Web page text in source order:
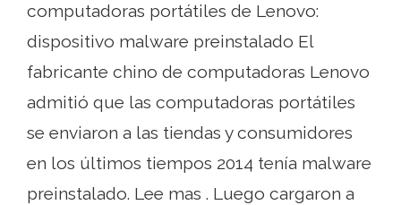
computadoras portátiles de Lenovo:
dispositivo malware preinstalado El
fabricante chino de computadoras Lenovo
admitió que las computadoras portátiles
se enviaron a las tiendas y consumidores
en los últimos tiempos 2014 tenía malware
preinstalado. Lee mas . Luego cargaron a